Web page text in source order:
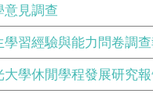
意見調查
習經驗與能力問卷調
學休閒學程發展研究